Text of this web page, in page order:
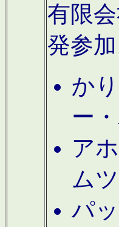
有限
発参
か
ー
ア
ムツ
パ